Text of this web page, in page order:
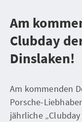
Am
Clubday
Dinslaken!
Am kommenden
Porsche-
jährliche